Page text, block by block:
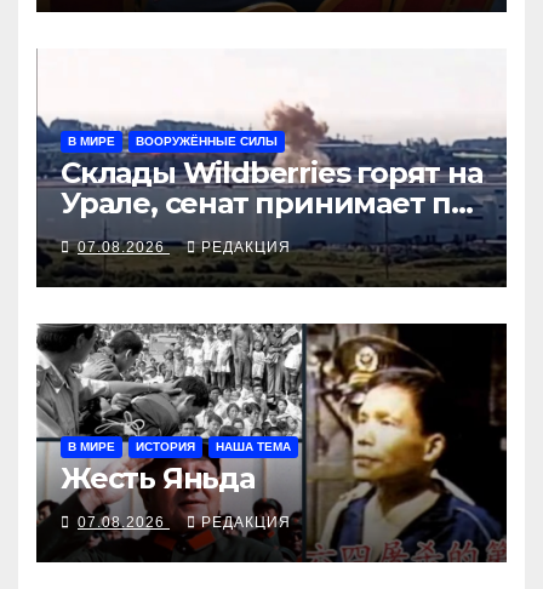
В МИРЕ ВООРУЖЁННЫЕ СИЛЫ
Склады Wildberries горят на
Урале, сенат принимает по
Грэму закон
07.08.2026 РЕДАКЦИЯ
В МИРЕ ИСТОРИЯ НАША ТЕМА
Жесть Яньда
07.08.2026 РЕДАКЦИЯ